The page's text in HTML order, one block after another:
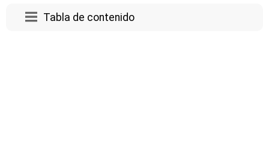
Tabla de contenido